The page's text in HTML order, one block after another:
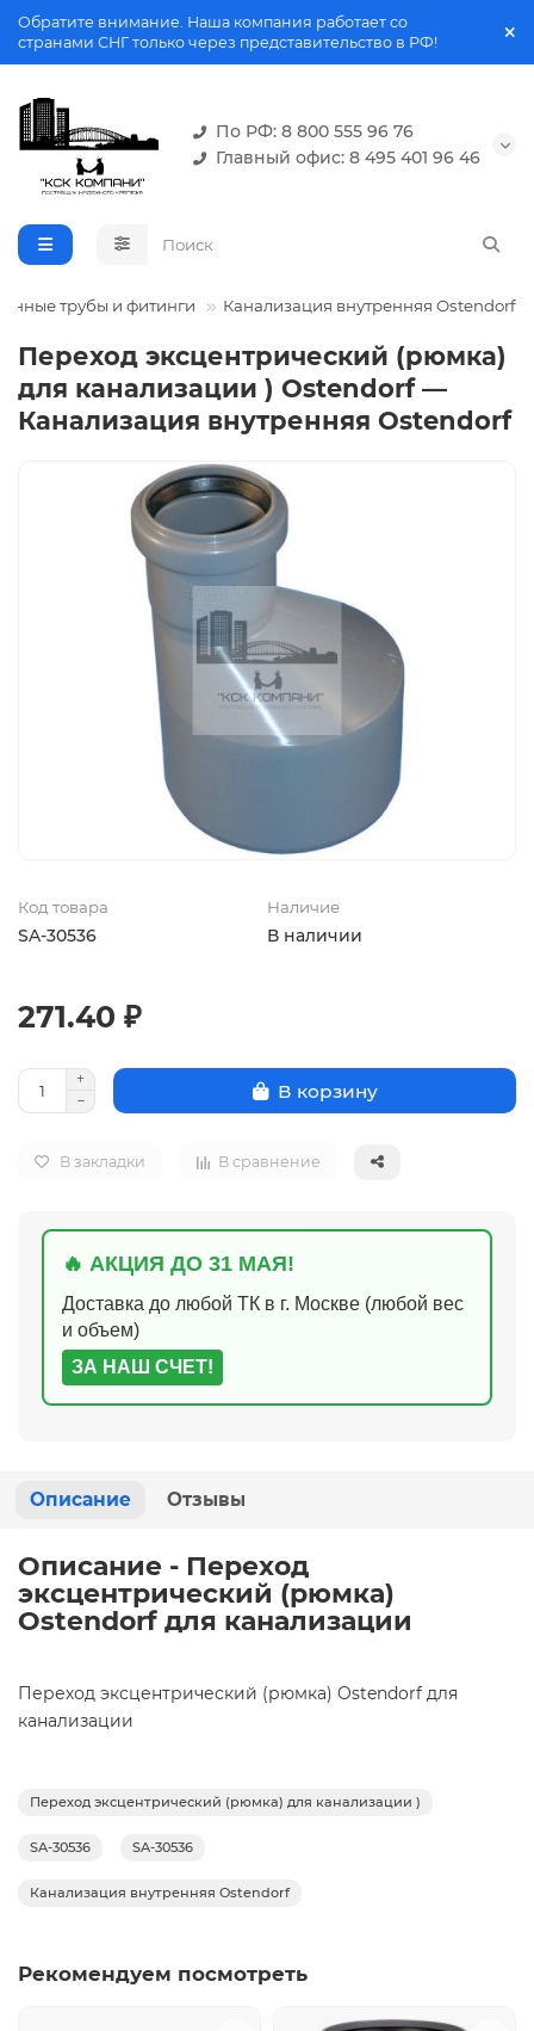
Обратите внимание. Наша компания работает со
странами СНГ только через представительство в РФ!
По РФ: 8 800 555 96 76
Главный офис: 8 495 401 96 46
трубы и фитинги Канализация внутренняя Ostendorf
Переход эксцентрический (рюмка)
для канализации ) Ostendorf —
Канализация внутренняя Ostendorf
Код товара
SA-30536
Наличие
В наличии
271.40 ₽
В корзину
В закладки В сравнение
🔥 АКЦИЯ ДО 31 МАЯ!
Доставка до любой ТК в г. Москве (любой вес
и объем)
ЗА НАШ СЧЕТ!
Описание Отзывы
Описание - Переход
эксцентрический (рюмка)
Ostendorf для канализации
Переход эксцентрический (рюмка) Ostendorf для
канализации
Переход эксцентрический (рюмка) для канализации )
SA-30536 SA-30536
Канализация внутренняя Ostendorf
Рекомендуем посмотреть